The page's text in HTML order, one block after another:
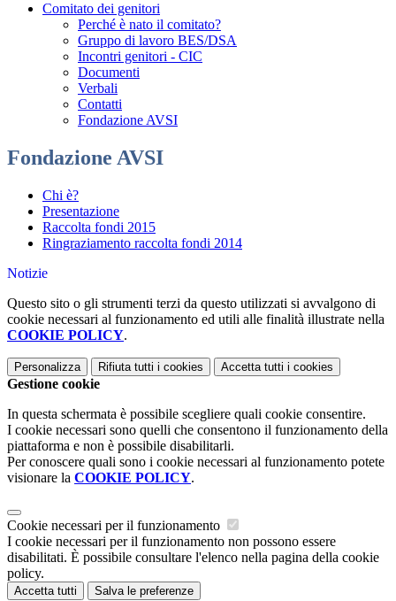
Comitato dei genitori
Perché è nato il comitato?
Gruppo di lavoro BES/DSA
Incontri genitori - CIC
Documenti
Verbali
Contatti
Fondazione AVSI
Fondazione AVSI
Chi è?
Presentazione
Raccolta fondi 2015
Ringraziamento raccolta fondi 2014
Notizie
Questo sito o gli strumenti terzi da questo utilizzati si avvalgono di
cookie necessari al funzionamento ed utili alle finalità illustrate nella
COOKIE POLICY.
Personalizza Rifiuta tutti i cookies Accetta tutti i cookies
Gestione cookie
In questa schermata è possibile scegliere quali cookie consentire.
I cookie necessari sono quelli che consentono il funzionamento della
piattaforma e non è possibile disabilitarli.
Per conoscere quali sono i cookie necessari al funzionamento potete
visionare la COOKIE POLICY.
Cookie necessari per il funzionamento
I cookie necessari per il funzionamento non possono essere
disabilitati. È possibile consultare l'elenco nella pagina della cookie
policy.
Accetta tutti Salva le preferenze